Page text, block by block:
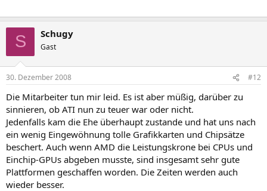
S Schugy
Gast
30. Dezember 2008 #12
Die Mitarbeiter tun mir leid. Es ist aber müßig, darüber zu
sinnieren, ob ATI nun zu teuer war oder nicht.
Jedenfalls kam die Ehe überhaupt zustande und hat uns nach
ein wenig Eingewöhnung tolle Grafikkarten und Chipsätze
beschert. Auch wenn AMD die Leistungskrone bei CPUs und
Einchip-GPUs abgeben musste, sind insgesamt sehr gute
Plattformen geschaffen worden. Die Zeiten werden auch
wieder besser.